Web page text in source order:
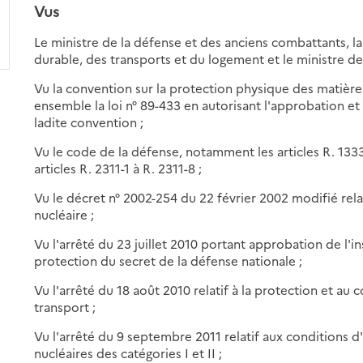
Vus
Le ministre de la défense et des anciens combattants,
durable, des transports et du logement et le ministre
Vu la convention sur la protection physique des
ensemble la loi n° 89-433 en autorisant l'approbation
ladite convention ;
Vu le code de la défense, notamment les articles R.
articles R. 2311-1 à R. 2311-8 ;
Vu le décret n° 2002-254 du 22 février 2002 modifié
nucléaire ;
Vu l'arrêté du 23 juillet 2010 portant approbation de
protection du secret de la défense nationale ;
Vu l'arrêté du 18 août 2010 relatif à la protection et au
transport ;
Vu l'arrêté du 9 septembre 2011 relatif aux conditions
nucléaires des catégories I et II ;